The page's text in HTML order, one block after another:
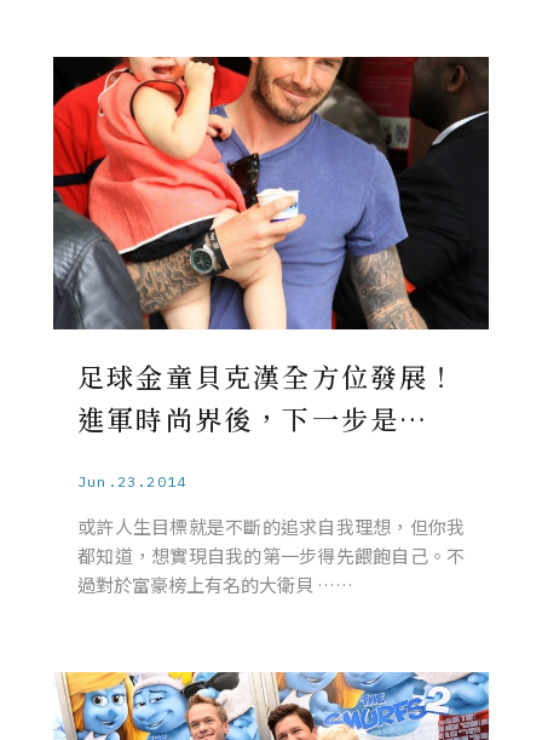
足球金童貝克漢全方位發展！
進軍時尚界後，下一步是…
Jun.23.2014
或許人生目標就是不斷的追求自我理想，但你我
都知道，想實現自我的第一步得先餵飽自己。不
過對於富豪榜上有名的大衛貝 ……